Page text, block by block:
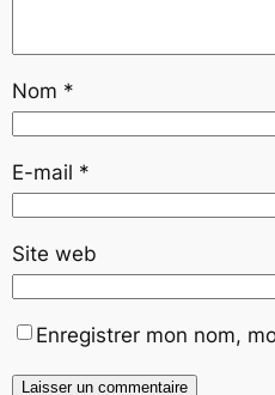
Nom *
E-mail *
Site web
Enregistrer mon nom,